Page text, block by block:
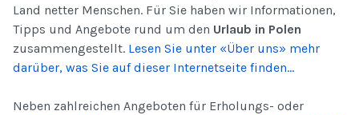
Land netter Menschen. Für Sie haben wir Informationen,
Tipps und Angebote rund um den Urlaub in Polen
zusammengestellt. Lesen Sie unter «Über uns» mehr
darüber, was Sie auf dieser Internetseite finden...
Neben zahlreichen Angeboten für Erholungs- oder